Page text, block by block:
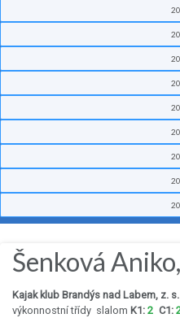
Šenková
Kajak klub Brandýs nad Labem, z. s.
výkonnostní třídy slalom K1: 2 C1: